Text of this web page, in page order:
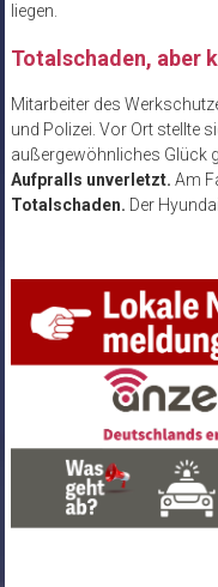
liegen.
Totalschaden, aber
Mitarbeiter des
und Polizei. Vor Ort stellte
außergewöhnliches Glück
Aufpralls unverletzt. Am
Totalschaden. Der